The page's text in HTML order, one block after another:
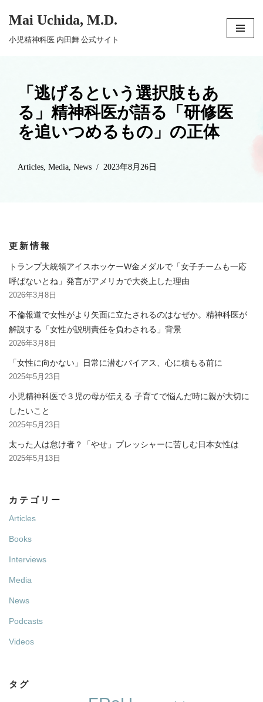
Mai Uchida, M.D.
小児精神科医 内田舞 公式サイト
「逃げるという選択肢もあ
る」精神科医が語る「研修医
を追いつめるもの」の正体
Articles Media News 2023年8月26日
更新情報
トランプ大統領アイスホッケーW金メダルで「女子チームも一応
呼ばないとね」発言がアメリカで大炎上した理由
2026年3月8日
不倫報道で女性がより矢面に立たされるのはなぜか。精神科医が
解説する「女性が説明責任を負わされる」背景
2026年3月8日
「女性に向かない」日常に潜むバイアス、心に積もる前に
2025年5月23日
小児精神科医で３児の母が伝える 子育てで悩んだ時に親が大切に
したいこと
2025年5月23日
太った人は怠け者？「やせ」プレッシャーに苦しむ日本女性は
2025年5月13日
カテゴリー
Articles
Books
Interviews
Media
News
Podcasts
Videos
タグ